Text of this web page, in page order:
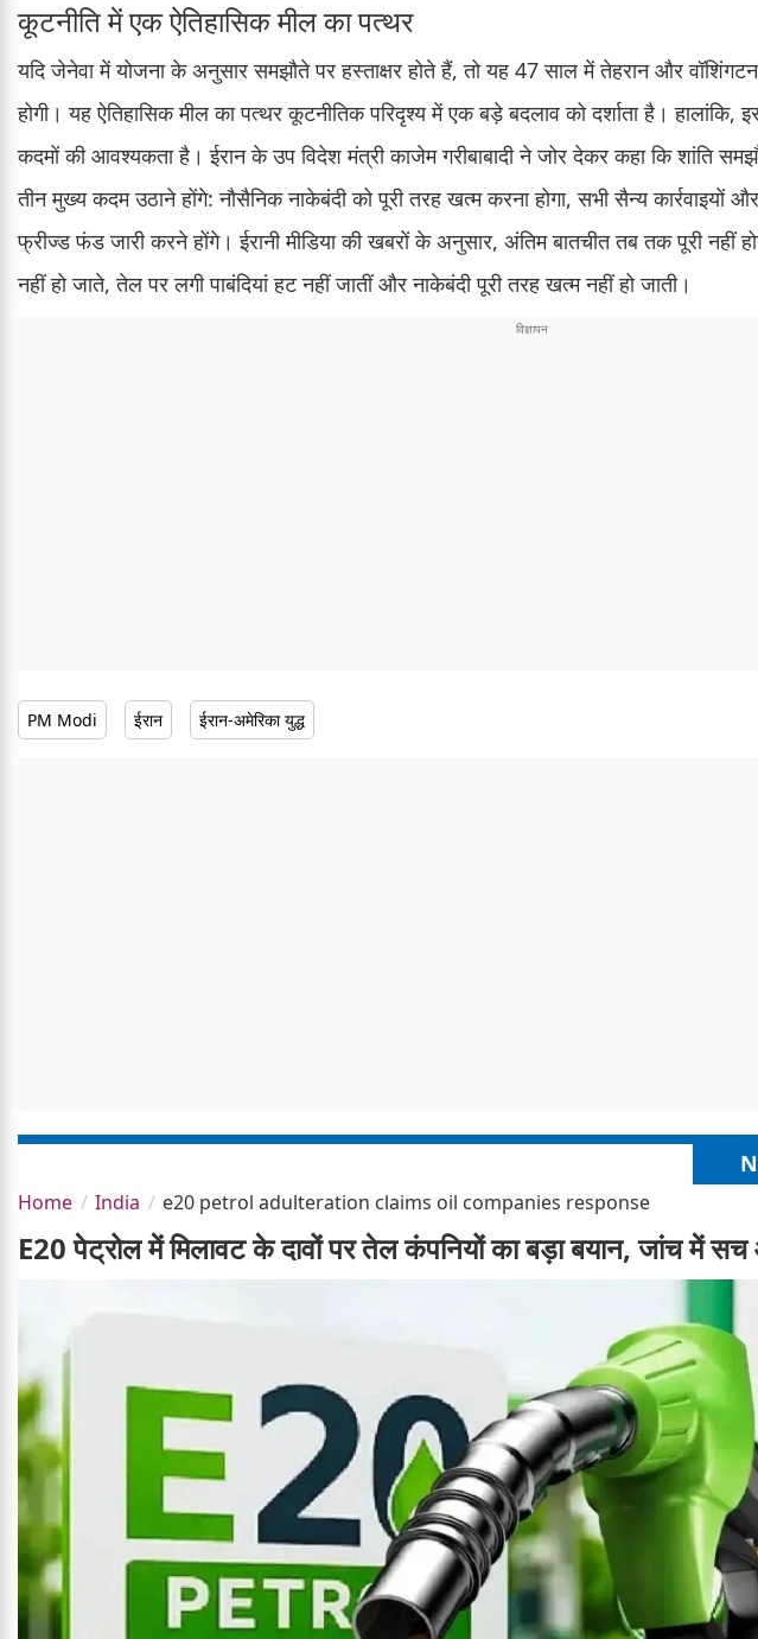
कूटनीति में एक ऐतिहासिक मील का पत्थर
यदि जेनेवा में योजना के अनुसार समझौते पर हस्ताक्षर होते हैं, तो यह 47 साल में तेहरान और
होगी। यह ऐतिहासिक मील का पत्थर कूटनीतिक परिदृश्य में एक बड़े बदलाव को दर्शाता है। हालांकि,
कदमों की आवश्यकता है। ईरान के उप विदेश मंत्री काजेम गरीबाबादी ने जोर देकर कहा कि शांति
तीन मुख्य कदम उठाने होंगे: नौसैनिक नाकेबंदी को पूरी तरह खत्म करना होगा, सभी सैन्य कार्रवाइयों
फ्रीज्ड फंड जारी करने होंगे। ईरानी मीडिया की खबरों के अनुसार, अंतिम बातचीत तब तक पूरी नहीं
नहीं हो जाते, तेल पर लगी पाबंदियां हट नहीं जातीं और नाकेबंदी पूरी तरह खत्म नहीं हो जाती।
PM Modi ईरान ईरान-अमेरिका युद्ध
Home India e20 petrol adulteration claims oil companies response
E20 पेट्रोल में मिलावट के दावों पर तेल कंपनियों का बड़ा बयान, जांच में